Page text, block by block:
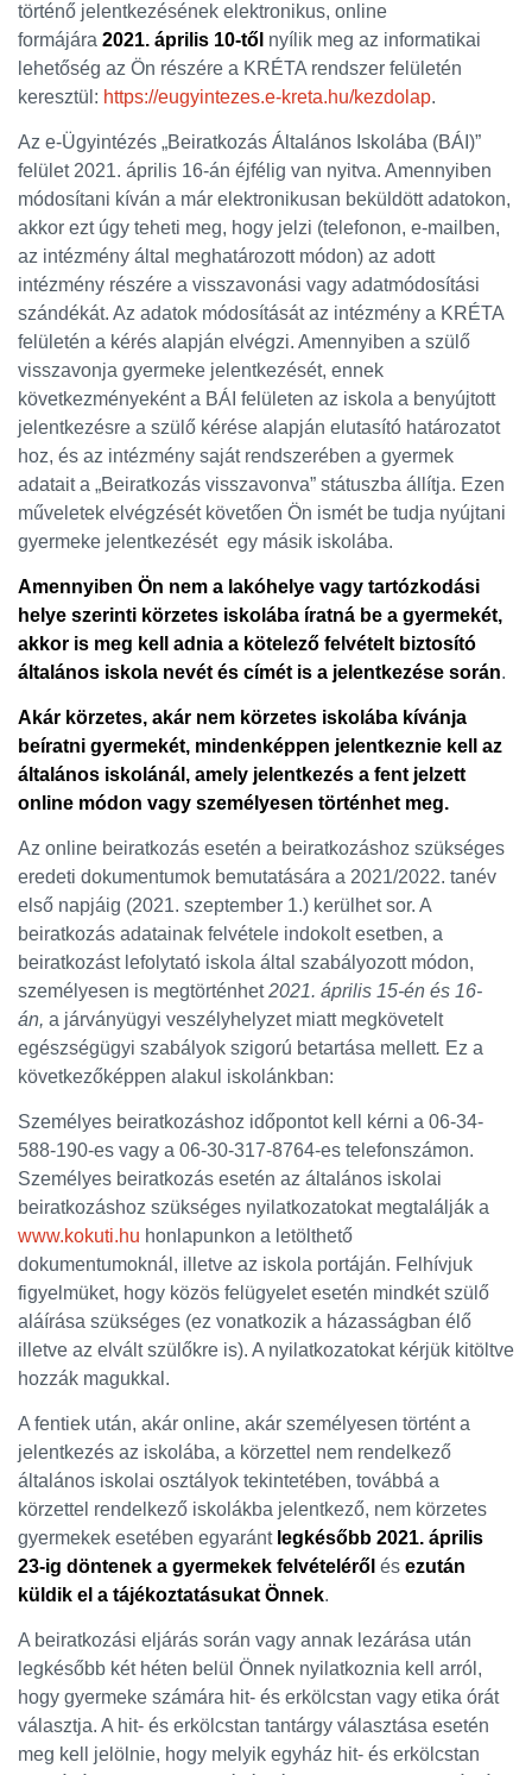
történő jelentkezésének elektronikus, online
formájára 2021. április 10-től nyílik meg az informatikai
lehetőség az Ön részére a KRÉTA rendszer felületén
keresztül: https://eugyintezes.e-kreta.hu/kezdolap.
Az e-Ügyintézés „Beiratkozás Általános Iskolába (BÁI)”
felület 2021. április 16-án éjfélig van nyitva. Amennyiben
módosítani kíván a már elektronikusan beküldött adatokon,
akkor ezt úgy teheti meg, hogy jelzi (telefonon, e-mailben,
az intézmény által meghatározott módon) az adott
intézmény részére a visszavonási vagy adatmódosítási
szándékát. Az adatok módosítását az intézmény a KRÉTA
felületén a kérés alapján elvégzi. Amennyiben a szülő
visszavonja gyermeke jelentkezését, ennek
következményeként a BÁI felületen az iskola a benyújtott
jelentkezésre a szülő kérése alapján elutasító határozatot
hoz, és az intézmény saját rendszerében a gyermek
adatait a „Beiratkozás visszavonva” státuszba állítja. Ezen
műveletek elvégzését követően Ön ismét be tudja nyújtani
gyermeke jelentkezését egy másik iskolába.
Amennyiben Ön nem a lakóhelye vagy tartózkodási
helye szerinti körzetes iskolába íratná be a gyermekét,
akkor is meg kell adnia a kötelező felvételt biztosító
általános iskola nevét és címét is a jelentkezése során.
Akár körzetes, akár nem körzetes iskolába kívánja
beíratni gyermekét, mindenképpen jelentkeznie kell az
általános iskolánál, amely jelentkezés a fent jelzett
online módon vagy személyesen történhet meg.
Az online beiratkozás esetén a beiratkozáshoz szükséges
eredeti dokumentumok bemutatására a 2021/2022. tanév
első napjáig (2021. szeptember 1.) kerülhet sor. A
beiratkozás adatainak felvétele indokolt esetben, a
beiratkozást lefolytató iskola által szabályozott módon,
személyesen is megtörténhet2021. április 15-én és 16-
án, a járványügyi veszélyhelyzet miatt megkövetelt
egészségügyi szabályok szigorú betartása mellett. Ez a
következőképpen alakul iskolánkban:
Személyes beiratkozáshoz időpontot kell kérni a 06-34-
588-190-es vagy a 06-30-317-8764-es telefonszámon.
Személyes beiratkozás esetén az általános iskolai
beiratkozáshoz szükséges nyilatkozatokat megtalálják a
www.kokuti.hu honlapunkon a letölthető
dokumentumoknál, illetve az iskola portáján. Felhívjuk
figyelmüket, hogy közös felügyelet esetén mindkét szülő
aláírása szükséges (ez vonatkozik a házasságban élő
illetve az elvált szülőkre is). A nyilatkozatokat kérjük kitöltve
hozzák magukkal.
A fentiek után, akár online, akár személyesen történt a
jelentkezés az iskolába, a körzettel nem rendelkező
általános iskolai osztályok tekintetében, továbbá a
körzettel rendelkező iskolákba jelentkező, nem körzetes
gyermekek esetében egyaránt legkésőbb 2021. április
23-ig döntenek a gyermekek felvételéről és ezután
küldik el a tájékoztatásukat Önnek.
A beiratkozási eljárás során vagy annak lezárása után
legkésőbb két héten belül Önnek nyilatkoznia kell arról,
hogy gyermeke számára hit- és erkölcstan vagy etika órát
választja. A hit- és erkölcstan tantárgy választása esetén
meg kell jelölnie, hogy melyik egyház hit- és erkölcstan